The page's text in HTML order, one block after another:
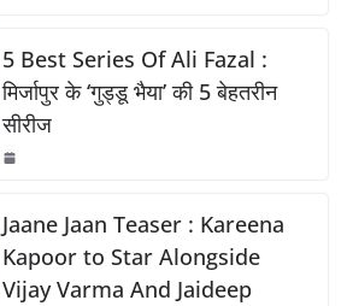
k
y
Li
n
k
e
5 Best Series Of Ali Fazal :
मिर्जापुर के ‘गुड्डू भैया’ की 5 बेहतरीन
सीरीज
Jaane Jaan Teaser : Kareena
Kapoor to Star Alongside
Vijay Varma And Jaideep